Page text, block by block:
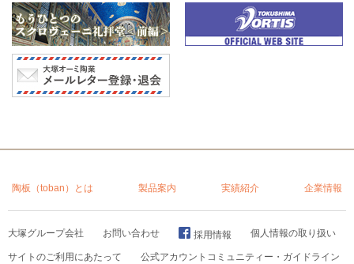
陶板（toban）とは 製品案内 実績紹介 企業情報
大塚グループ会社 お問い合わせ 採用情報 個人情報の取り扱い
サイトのご利用にあたって
公式アカウントコミュニティー・ガイドライン